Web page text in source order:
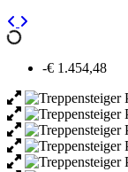
-€ 1.454,48